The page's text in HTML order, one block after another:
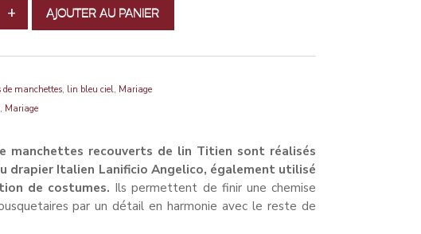
+ AJOUTER AU PANIER
de manchettes, lin bleu ciel, Mariage
, Mariage
manchettes recouverts de lin Titien sont réalisés
drapier Italien Lanificio Angelico, également utilisé
de costumes. Ils permettent de finir une chemise
par un détail en harmonie avec le reste de